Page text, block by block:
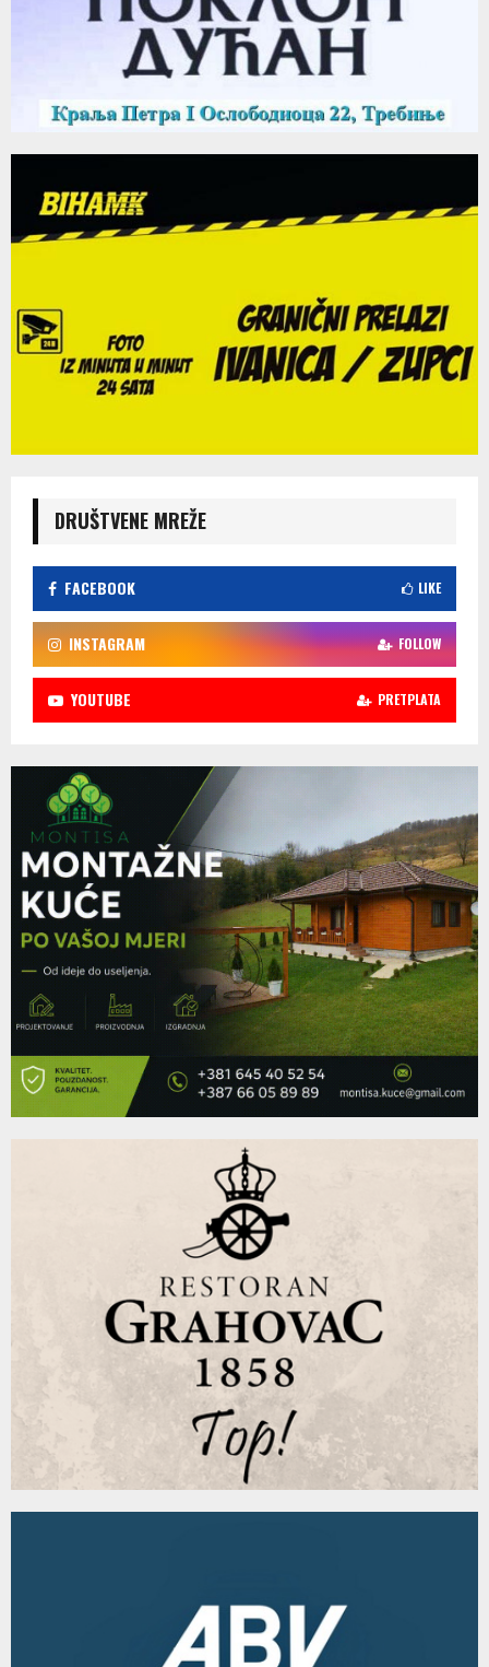
DRUŠTVENE MREŽE
FACEBOOK LIKE
INSTAGRAM FOLLOW
YOUTUBE PRETPLATA